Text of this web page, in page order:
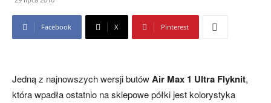
Facebook X Pinterest
Jedną z najnowszych wersji butówAir Max 1 Ultra Flyknit,
która wpadła ostatnio na sklepowe półki jest kolorystyka